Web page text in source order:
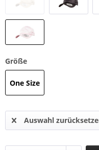
Größe
One Size
Auswahl